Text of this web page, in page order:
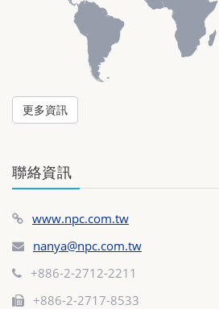
更多資訊
聯絡資訊
www.npc.com.tw
nanya@npc.com.tw
+886-2-2712-2211
+886-2-2717-8533